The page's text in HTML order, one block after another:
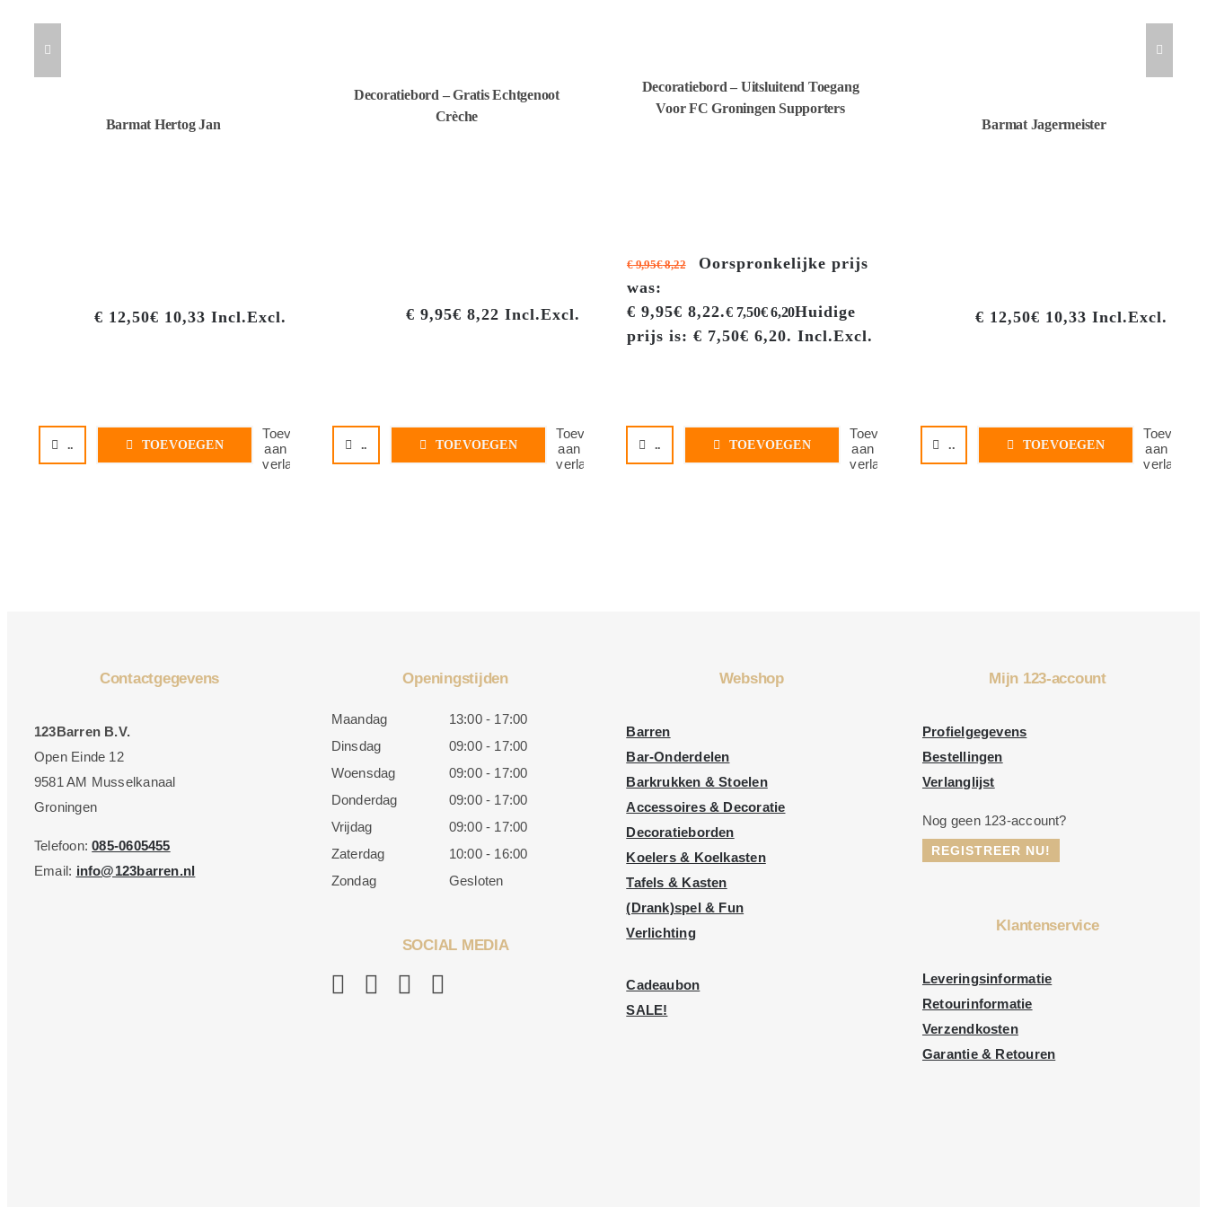
Barmat Hertog Jan
€ 12,50€ 10,33 Incl.Excl.
.. TOEVOEGEN
Toevoegen
aan
verlanglijst
Decoratiebord – Gratis Echtgenoot
Crèche
€ 9,95€ 8,22 Incl.Excl.
.. TOEVOEGEN
Toevoegen
aan
verlanglijst
Decoratiebord – Uitsluitend Toegang
Voor FC Groningen Supporters
€9,95€8,22
Oorspronkelijke prijs
was:
€ 9,95€ 8,22.€7,50€6,20Huidige
prijs is: € 7,50€ 6,20. Incl.Excl.
.. TOEVOEGEN
Toevoegen
aan
verlanglijst
Barmat Jagermeister
€ 12,50€ 10,33 Incl.Excl.
.. TOEVOEGEN
aan
Contactgegevens
123Barren B.V.
Open Einde 12
9581 AM Musselkanaal
Groningen
Telefoon:085-0605455
Email: info@123barren.nl
Openingstijden
Maandag
13:00 - 17:00
Dinsdag
09:00 - 17:00
Woensdag
09:00 - 17:00
Donderdag
09:00 - 17:00
Vrijdag
09:00 - 17:00
Zaterdag
10:00 - 16:00
Zondag
Gesloten
SOCIAL MEDIA
Webshop
Barren
Bar-Onderdelen
Barkrukken & Stoelen
Accessoires & Decoratie
Decoratieborden
Koelers & Koelkasten
Tafels & Kasten
(Drank)spel & Fun
Verlichting
Cadeaubon
SALE!
Mijn 123-account
Profielgegevens
Bestellingen
Verlanglijst
Nog geen 123-account?
REGISTREER NU!
Klantenservice
Leveringsinformatie
Retourinformatie
Verzendkosten
Garantie & Retouren